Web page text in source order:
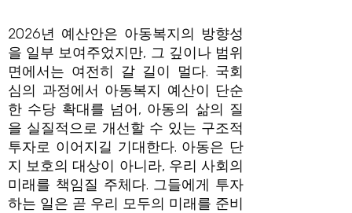
2026년 예산안은 아동복지의 방향성
을 일부 보여주었지만, 그 깊이나 범위
면에서는 여전히 갈 길이 멀다. 국회
심의 과정에서 아동복지 예산이 단순
한 수당 확대를 넘어, 아동의 삶의 질
을 실질적으로 개선할 수 있는 구조적
투자로 이어지길 기대한다. 아동은 단
지 보호의 대상이 아니라, 우리 사회의
미래를 책임질 주체다. 그들에게 투자
하는 일은 곧 우리 모두의 미래를 준비